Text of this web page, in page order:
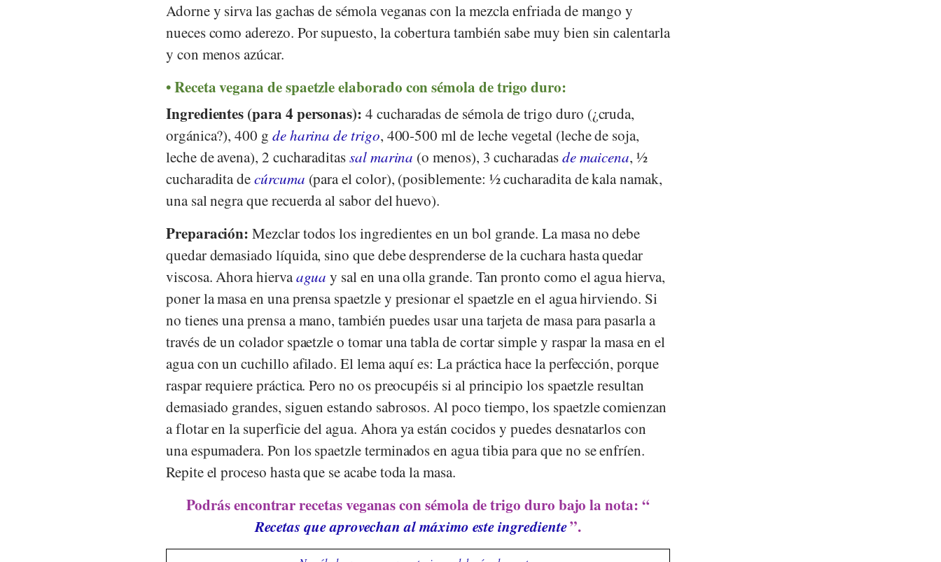
Adorne y sirva las gachas de sémola veganas con la mezcla enfriada de mango y
nueces como aderezo. Por supuesto, la cobertura también sabe muy bien sin calentarla
y con menos azúcar.
Receta vegana de spaetzle elaborado con sémola de trigo duro:
Ingredientes (para 4 personas): 4 cucharadas de sémola de trigo duro (¿cruda,
orgánica?), 400 g de harina de trigo, 400-500 ml de leche vegetal (leche de soja,
leche de avena), 2 cucharaditassal marina (o menos), 3 cucharadasde maicena, ½
cucharadita decúrcuma (para el color), (posiblemente: ½ cucharadita de kala namak,
una sal negra que recuerda al sabor del huevo).
Preparación: Mezclar todos los ingredientes en un bol grande. La masa no debe
quedar demasiado líquida, sino que debe desprenderse de la cuchara hasta quedar
viscosa. Ahora hiervaagua y sal en una olla grande. Tan pronto como el agua hierva,
poner la masa en una prensa spaetzle y presionar el spaetzle en el agua hirviendo. Si
no tienes una prensa a mano, también puedes usar una tarjeta de masa para pasarla a
través de un colador spaetzle o tomar una tabla de cortar simple y raspar la masa en el
agua con un cuchillo afilado. El lema aquí es: La práctica hace la perfección, porque
raspar requiere práctica. Pero no os preocupéis si al principio los spaetzle resultan
demasiado grandes, siguen estando sabrosos. Al poco tiempo, los spaetzle comienzan
a flotar en la superficie del agua. Ahora ya están cocidos y puedes desnatarlos con
una espumadera. Pon los spaetzle terminados en agua tibia para que no se enfríen.
Repite el proceso hasta que se acabe toda la masa.
Podrás encontrar recetas veganas con sémola de trigo duro bajo la nota: “
Recetas que aprovechan al máximo este ingrediente”.